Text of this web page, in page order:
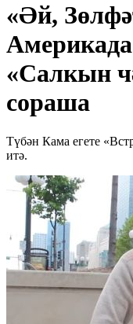
«Әй,
«Салкын
сораша
Түбән Кама егете
итә.